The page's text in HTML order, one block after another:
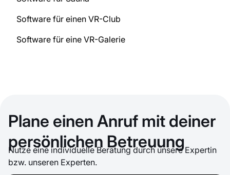
Software für einen VR-Club
Software für eine VR-Galerie
Plane einen Anruf mit deiner
persönlichen Betreuung
Nutze eine individuelle Beratung durch unsere Expertin
bzw. unseren Experten.